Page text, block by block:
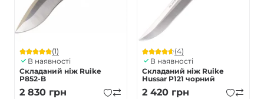
(1)
В наявності
Складаний ніж Ruike
P852-B
2 830 грн
(4)
В наявності
Складаний ніж Ruike
Hussar Р121 чорний
2 420 грн